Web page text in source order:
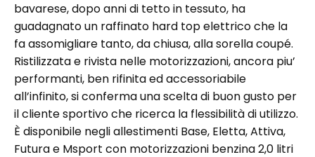
bavarese, dopo anni di tetto in tessuto, ha
guadagnato un raffinato hard top elettrico che la
fa assomigliare tanto, da chiusa, alla sorella coupé.
Ristilizzata e rivista nelle motorizzazioni, ancora piu’
performanti, ben rifinita ed accessoriabile
all’infinito, si conferma una scelta di buon gusto per
il cliente sportivo che ricerca la flessibilità di utilizzo.
È disponibile negli allestimenti Base, Eletta, Attiva,
Futura e Msport con motorizzazioni benzina 2,0 litri